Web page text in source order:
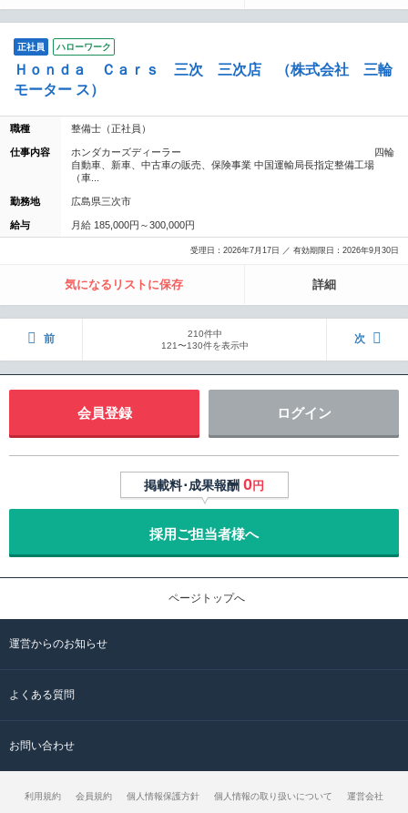
正社員 ハローワーク
Ｈｏｎｄａ Ｃａｒｓ 三次 三次店 （株式会社 三輪
モーター ス）
職種 整備士（正社員）
仕事内容
ホンダカーズディーラー 四輪
自動車、新車、中古車の販売、保険事業 中国運輸局長指定整備工場
（車...
勤務地 広島県三次市
給与 月給 185,000円～300,000円
受理日：2026年7月17日 ／ 有効期限日：2026年9月30日
気になるリストに保存 詳細
前
210件中
121〜130件を表示中
次
会員登録 ログイン
掲載料･成果報酬 0円
採用ご担当者様へ
ページトップへ
運営からのお知らせ
よくある質問
お問い合わせ
利用規約 会員規約 個人情報保護方針 個人情報の取り扱いについて 運営会社